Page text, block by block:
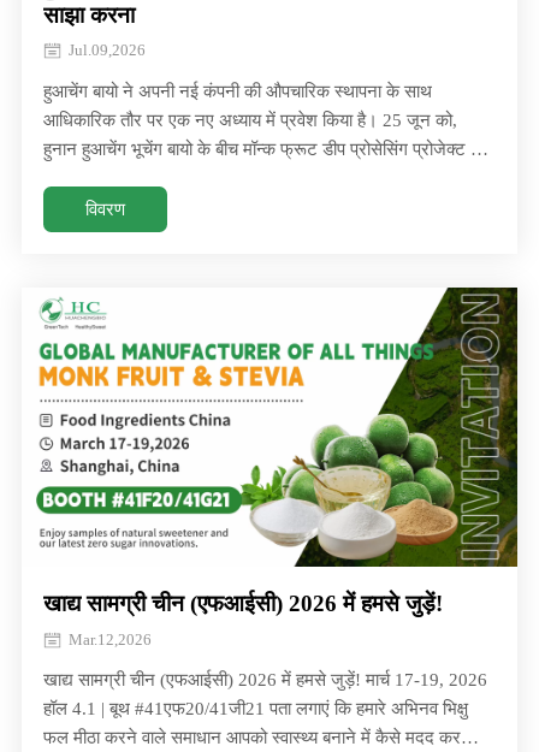
साझा करना
Jul.09,2026
हुआचेंग बायो ने अपनी नई कंपनी की औपचारिक स्थापना के साथ
आधिकारिक तौर पर एक नए अध्याय में प्रवेश किया है। 25 जून को,
हुनान हुआचेंग भूचेंग बायो के बीच मॉन्क फ्रूट डीप प्रोसेसिंग प्रोजेक्ट के
औपचारिक स्थापना के साथ एक नए अध्याय में प्रवेश किया है। 25 जून
को हुनान हुआचेंग बी के बीच मॉन्क फ्रूट डीप प्रोसेसिंग प्रोजेक्ट के लिए
विवरण
खाद्य सामग्री चीन (एफआईसी) 2026 में हमसे जुड़ें!
Mar.12,2026
खाद्य सामग्री चीन (एफआईसी) 2026 में हमसे जुड़ें! मार्च 17-19, 2026
हॉल 4.1 | बूथ #41एफ20/41जी21 पता लगाएं कि हमारे अभिनव भिक्षु
फल मीठा करने वाले समाधान आपको स्वास्थ्य बनाने में कैसे मदद कर